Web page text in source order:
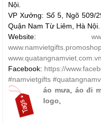
Nội.
VP Xưởng: Số 5, Ngõ 509/
Quận Nam Từ Liêm, Hà Nội.
Website:
www.quatangnamviet.com.vn
Facebook: https://
#namvietgifts
áo mưa, áo đi
logo